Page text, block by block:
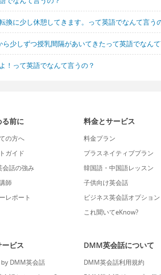
換に少し休憩してきます。って英語でなんて言う
ら少しずつ授乳間隔があいてきたって英語でなん
！って英語でなんて言うの？
前に
の方へ
ガイド
会話の強み
師
レポート
料金とサービス
料金プラン
プラスネイティブプラン
韓国語・中国語レッスン
子供向け英会話
ビジネス英会話オプション
これ聞いてeKnow?
ビス
DMM英会話
DMM英会話について
DMM英会話利用規約